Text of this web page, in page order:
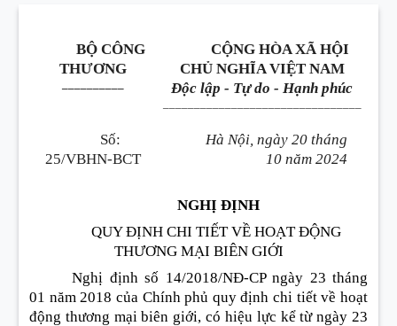
BỘ CÔNG
THƯƠNG
CỘNG HÒA XÃ HỘI
CHỦ NGHĨA VIỆT NAM
Độc lập - Tự do - Hạnh phúc
Số:
25/VBHN-BCT
Hà Nội, ngày 20 tháng
10 năm 2024
NGHỊ ĐỊNH
QUY ĐỊNH CHI TIẾT VỀ HOẠT ĐỘNG
THƯƠNG MẠI BIÊN GIỚI
Nghị định số 14/2018/NĐ-CP ngày 23 tháng
01 năm 2018 của Chính phủ quy định chi tiết về hoạt
động thương mại biên giới, có hiệu lực kể từ ngày 23